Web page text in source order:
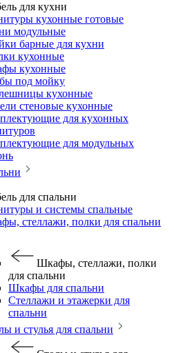
для кухни
кухонные готовые
модульные
барные для кухни
кухонные
кухонные
под мойку
кухонные
стеновые кухонные
для кухонных
для модульных
для спальни
и системы спальные
стеллажи, полки для спальни
Шкафы, стеллажи, полки
для спальни
Шкафы для спальни
Стеллажи и этажерки для
спальни
и стулья для спальни